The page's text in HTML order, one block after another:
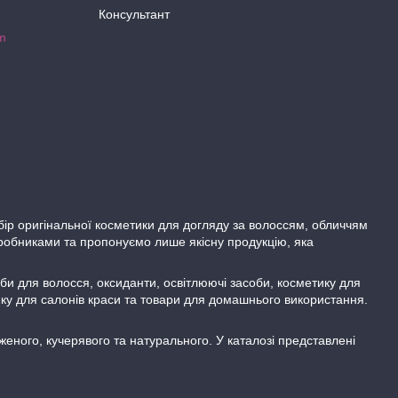
Консультант
оригінальної косметики для догляду за волоссям, обличчям
та пропонуємо лише якісну продукцію, яка
для волосся, оксиданти, освітлюючі засоби, косметику для
для салонів краси та товари для домашнього використання.
кучерявого та натурального. У каталозі представлені